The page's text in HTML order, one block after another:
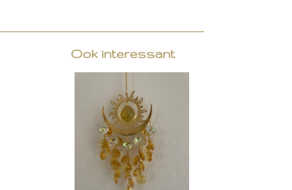
Ook interessant